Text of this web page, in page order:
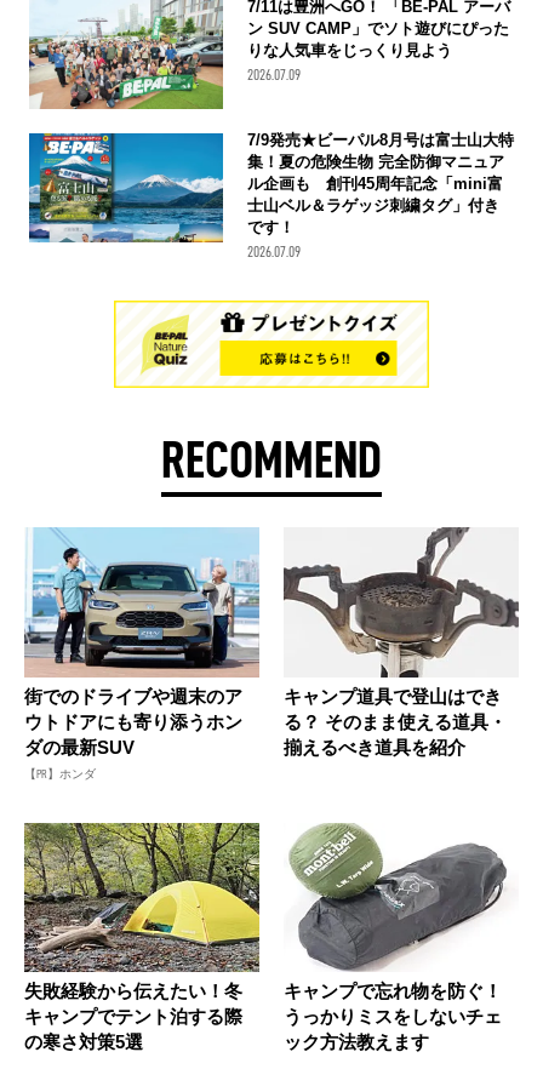
7/11は豊洲へGO！ 「BE-PAL アーバ
ン SUV CAMP」でソト遊びにぴった
りな人気車をじっくり見よう
2026.07.09
7/9発売★ビーパル8月号は富士山大特
集！夏の危険生物 完全防御マニュア
ル企画も 創刊45周年記念「mini富
士山ベル＆ラゲッジ刺繍タグ」付き
です！
2026.07.09
RECOMMEND
街でのドライブや週末のア
ウトドアにも寄り添うホン
ダの最新SUV
【PR】ホンダ
キャンプ道具で登山はでき
る？ そのまま使える道具・
揃えるべき道具を紹介
失敗経験から伝えたい！冬
キャンプでテント泊する際
の寒さ対策5選
キャンプで忘れ物を防ぐ！
うっかりミスをしないチェ
ック方法教えます